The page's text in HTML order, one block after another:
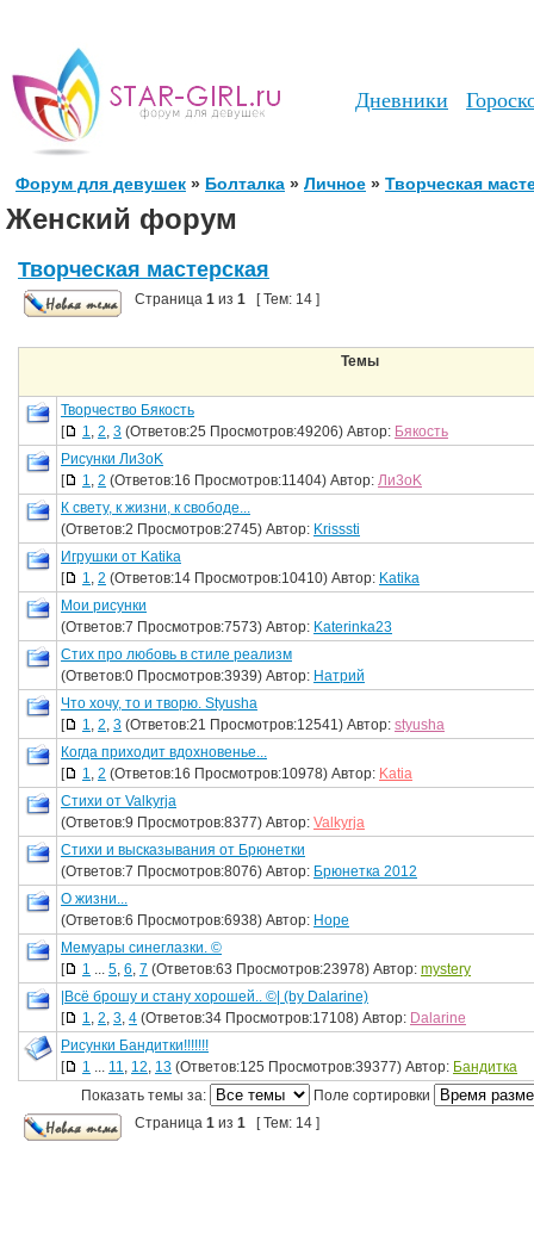
Дневники
Форум для девушек » Болталка » Личное » Творческая
Женский форум
Творческая мастерская
Страница 1 из 1 [ Тем: 14 ]
Темы
Творчество Бякость
[
1, 2, 3 (Ответов:25 Просмотров:49206) Автор: Бякость
Рисунки Ли3оK
[
1, 2 (Ответов:16 Просмотров:11404) Автор: Ли3оK
К свету, к жизни, к свободе...
(Ответов:2 Просмотров:2745) Автор: Krisssti
Игрушки от Katika
[
1, 2 (Ответов:14 Просмотров:10410) Автор: Katika
Мои рисунки
(Ответов:7 Просмотров:7573) Автор: Katerinka23
Стих про любовь в стиле реализм
(Ответов:0 Просмотров:3939) Автор: Натрий
Что хочу, то и творю. Styusha
[
1, 2, 3 (Ответов:21 Просмотров:12541) Автор: styusha
Когда приходит вдохновенье...
[
1, 2 (Ответов:16 Просмотров:10978) Автор: Katia
Стихи от Valkyrja
(Ответов:9 Просмотров:8377) Автор: Valkyrja
Стихи и высказывания от Брюнетки
(Ответов:7 Просмотров:8076) Автор: Брюнетка 2012
О жизни...
(Ответов:6 Просмотров:6938) Автор: Hope
Мемуары синеглазки. ©
[
1 ... 5, 6, 7 (Ответов:63 Просмотров:23978) Автор: mystery
|Всё брошу и стану хорошей.. ©| (by Dalarine)
[
1, 2, 3, 4 (Ответов:34 Просмотров:17108) Автор: Dalarine
Рисунки Бандитки!!!!!!!
[
1 ... 11, 12, 13 (Ответов:125 Просмотров:39377) Автор: Бандитка
Показать темы за:
Поле сортировки
Страница 1 из 1 [ Тем: 14 ]